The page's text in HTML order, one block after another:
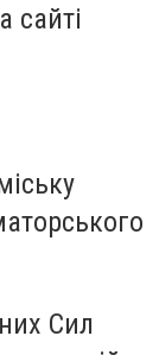
сайті
Сил